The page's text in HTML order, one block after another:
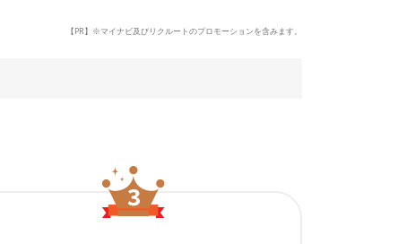
【PR】※マイナビ及びリクルートのプロモーションを含みます。